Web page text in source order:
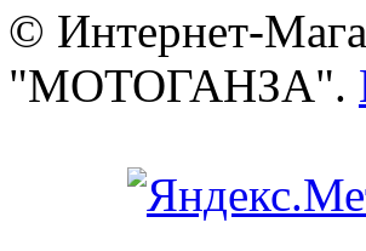
© Интернет-
"МОТОГАНЗА".